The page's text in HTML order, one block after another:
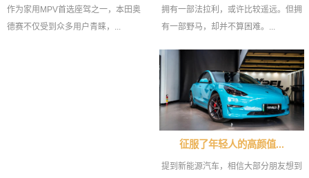
作为家用MPV首选座驾之一，本田奥
德赛不仅受到众多用户青睐，...
拥有一部法拉利，或许比较遥远。但拥
有一部野马，却并不算困难。...
征服了年轻人的高颜值...
提到新能源汽车，相信大部分朋友想到